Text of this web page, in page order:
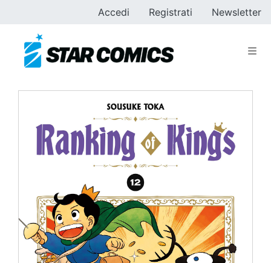
Accedi Registrati Newsletter